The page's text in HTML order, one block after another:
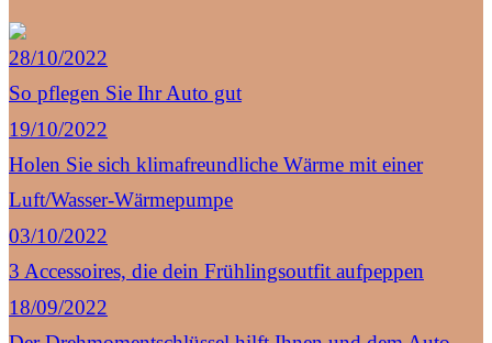
28/10/2022
So pflegen Sie Ihr Auto gut
19/10/2022
Holen Sie sich klimafreundliche Wärme mit einer
Luft/Wasser-Wärmepumpe
03/10/2022
3 Accessoires, die dein Frühlingsoutfit aufpeppen
18/09/2022